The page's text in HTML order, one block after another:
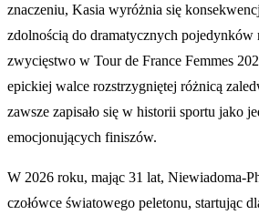
znaczeniu, Kasia wyróżnia się
zdolnością do dramatycznych pojedynków
zwycięstwo w Tour de France Femmes
epickiej walce rozstrzygniętej różnicą
zawsze zapisało się w historii sportu jako
emocjonujących finiszów.
W 2026 roku, mając 31 lat, Niewiadoma-
czołówce światowego peletonu, startując